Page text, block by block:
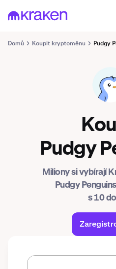
Domů Koupit kryptoměnu Pudgy
PENGU
Pudgy
Miliony si vybírají
Pudgy
s 10